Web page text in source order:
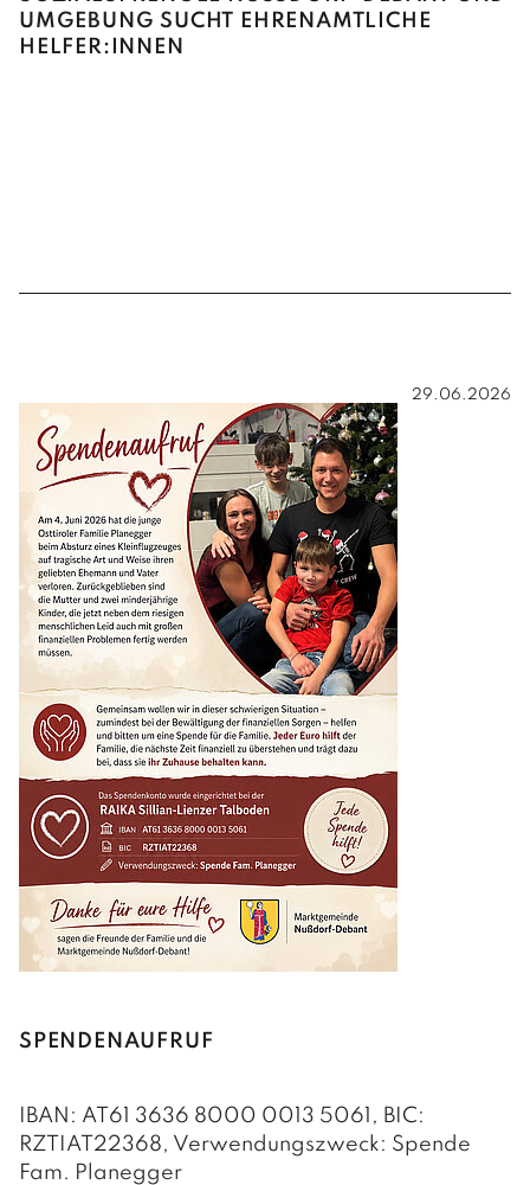
MGEBUNG SUCHT EHRENAMTLICHE H
ELFER:INNEN
SPENDENAUFRUF
IBAN: AT61 3636 8000 0013 5061, BIC:
RZTIAT22368, Verwendungszweck: Spende
Fam. Planegger
29.06.2026